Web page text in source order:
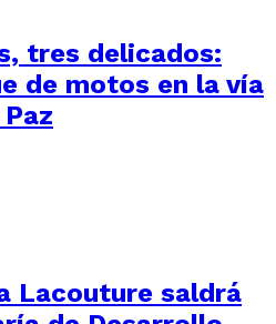
tres delicados:
de motos en la vía
Lacouture saldrá